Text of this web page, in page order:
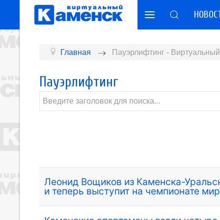
Главная Пауэрлифтинг -
Пауэрлифтинг
Леонид Вощиков из Каменска-
и теперь выступит на чемпионате